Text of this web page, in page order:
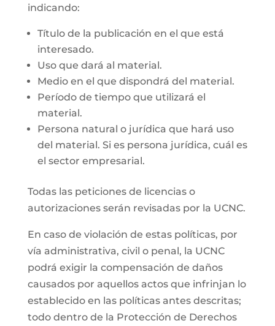
indicando:
Título de la publicación en el que está
interesado.
Uso que dará al material.
Medio en el que dispondrá del material.
Período de tiempo que utilizará el
material.
Persona natural o jurídica que hará uso
del material. Si es persona jurídica, cuál es
el sector empresarial.
Todas las peticiones de licencias o
autorizaciones serán revisadas por la UCNC.
En caso de violación de estas políticas, por
vía administrativa, civil o penal, la UCNC
podrá exigir la compensación de daños
causados por aquellos actos que infrinjan lo
establecido en las políticas antes descritas;
todo dentro de la Protección de Derechos